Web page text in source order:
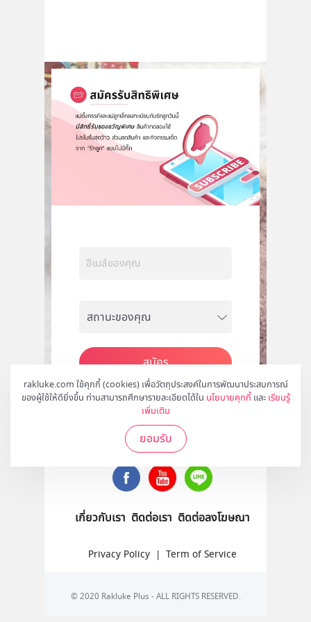
rakluke.com ใช้คุกกี้ (cookies) เพื่อวัตถุประสงค์ในการพัฒนาประสบการณ์
ของผู้ใช้ให้ดียิ่งขึ้น ท่านสามารถศึกษารายละเอียดได้ใน นโยบายคุกกี้ และ เรียนรู้
เพิ่มเติม
ยอมรับ
สมัคร
ติดตามเราได้ที่
เกี่ยวกับเรา ติดต่อเรา ติดต่อลงโฆษณา
Privacy Policy | Term of Service
© 2020 Rakluke Plus - ALL RIGHTS RESERVED.